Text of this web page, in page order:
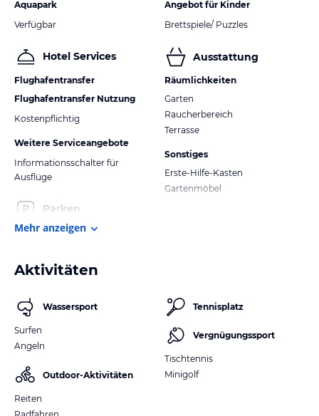
Aquapark
Verfügbar
Hotel Services
Flughafentransfer
Flughafentransfer Nutzung
Kostenpflichtig
Weitere Serviceangebote
Informationsschalter für
Ausflüge
Parken
Angebot für Kinder
Brettspiele/ Puzzles
Ausstattung
Räumlichkeiten
Garten
Raucherbereich
Terrasse
Sonstiges
Erste-Hilfe-Kasten
Gartenmöbel
Mehr anzeigen
Aktivitäten
Wassersport
Surfen
Angeln
Outdoor-Aktivitäten
Reiten
Tennisplatz
Vergnügungssport
Tischtennis
Minigolf